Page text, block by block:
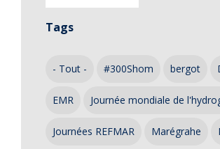
Tags
- Tout - #300Shom bergot
EMR Journée mondiale de
Journées REFMAR Marégrahe